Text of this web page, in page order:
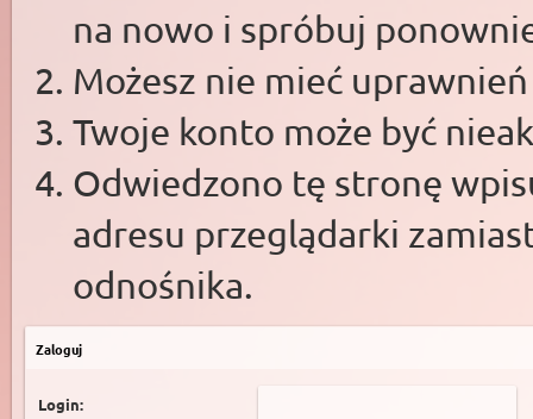
na nowo i spróbuj
Możesz nie mieć
Twoje konto może być
Odwiedzono tę stronę
adresu przeglądarki
odnośnika.
Zaloguj
Login: